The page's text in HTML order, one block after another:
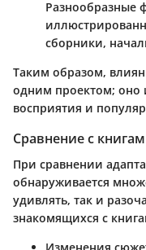
Разнообразные
сборники,
Таким образом,
одним проектом; оно
восприятия и
Сравнение с
При сравнении
обнаруживается
удивлять, так и
знакомящихся с